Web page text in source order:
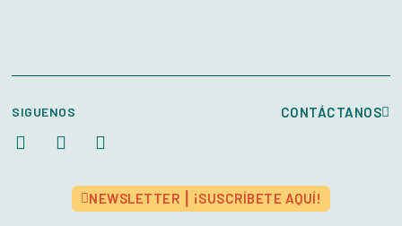
SIGUENOS CONTÁCTANOS
NEWSLETTER ⎮ ¡SUSCRÍBETE AQUÍ!